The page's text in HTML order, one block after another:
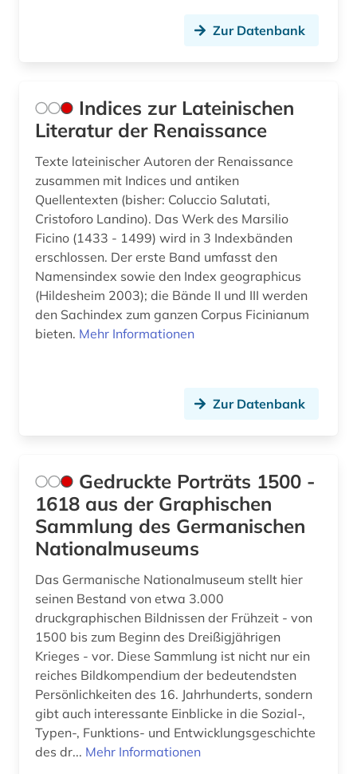
Zur Datenbank
Indices zur Lateinischen
Literatur der Renaissance
Texte lateinischer Autoren der Renaissance
zusammen mit Indices und antiken
Quellentexten (bisher: Coluccio Salutati,
Cristoforo Landino). Das Werk des Marsilio
Ficino (1433 - 1499) wird in 3 Indexbänden
erschlossen. Der erste Band umfasst den
Namensindex sowie den Index geographicus
(Hildesheim 2003); die Bände II und III werden
den Sachindex zum ganzen Corpus Ficinianum
bieten. Mehr Informationen
Zur Datenbank
Gedruckte Porträts 1500 -
1618 aus der Graphischen
Sammlung des Germanischen
Nationalmuseums
Das Germanische Nationalmuseum stellt hier
seinen Bestand von etwa 3.000
druckgraphischen Bildnissen der Frühzeit - von
1500 bis zum Beginn des Dreißigjährigen
Krieges - vor. Diese Sammlung ist nicht nur ein
reiches Bildkompendium der bedeutendsten
Persönlichkeiten des 16. Jahrhunderts, sondern
gibt auch interessante Einblicke in die Sozial-,
Typen-, Funktions- und Entwicklungsgeschichte
des dr... Mehr Informationen